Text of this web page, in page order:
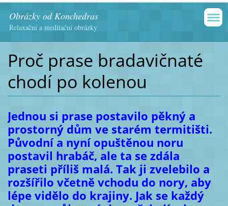
Obrázky od Konchedras
Relaxační a meditační obrázky
Proč prase bradavičnaté
chodí po kolenou
Jednou si prase postavilo pěkný a
prostorný dům ve starém termitišti.
Původní a nyní opuštěnou noru
postavil hrabáč, ale ta se zdála
praseti příliš malá. Tak ji zvelebilo a
rozšířilo včetně vchodu do nory, aby
lépe vidělo do krajiny. Jak se každý